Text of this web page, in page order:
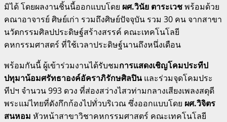
มิได้ โดยผลงานชิ้นนี้ออกแบบโดย ผศ.วินัย ตาระเวชพร้อมด้วย
คณาอาจารย์ ศิษย์เก่า รวมถึงศิษย์ปัจจุบัน รวม 30 คน จากสาขา
นวัตกรรมศิลปประดิษฐ์สร้างสรรค์ คณะเทคโนโลยี
คหกรรมศาสตร์ ที่ใช้เวลาประดิษฐ์นานถึงหนึ่งเดือน
พร้อมกันนี้ ผู้เข้าร่วมงานได้รับชมการแสดงเชิญโคมประทีป
ปทุมาน้อมศรัทธาองค์อัคราภิรักษศิลปินและร่วมจุดโคมประ
ทีปฯ จำนวน 993 ดวง ที่ส่องสว่างไสวท่ามกลางเสียงเพลงสดุดี
พระแม่ไทยที่ดังกึกก้องไปทั่วบริเวณ ซึ่งออกแบบโดย ผศ.วิจิตร
สนหอม หัวหน้าสาขาวิชาคหกรรมศาสตร์ คณะเทคโนโลยี